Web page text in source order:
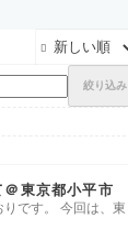

絞り込み
東京都小平市
です。 今回は、東